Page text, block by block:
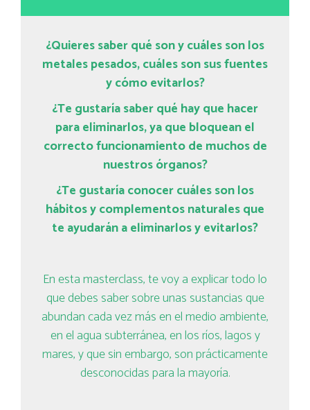
¿Quieres saber qué son y cuáles son los
metales pesados, cuáles son sus fuentes
y cómo evitarlos?
¿Te gustaría saber qué hay que hacer
para eliminarlos, ya que bloquean el
correcto funcionamiento de muchos de
nuestros órganos?
¿Te gustaría conocer cuáles son los
hábitos y complementos naturales que
te ayudarán a eliminarlos y evitarlos?
En esta masterclass, te voy a explicar todo lo
que debes saber sobre unas sustancias que
abundan cada vez más en el medio ambiente,
en el agua subterránea, en los ríos, lagos y
mares, y que sin embargo, son prácticamente
desconocidas para la mayoría.